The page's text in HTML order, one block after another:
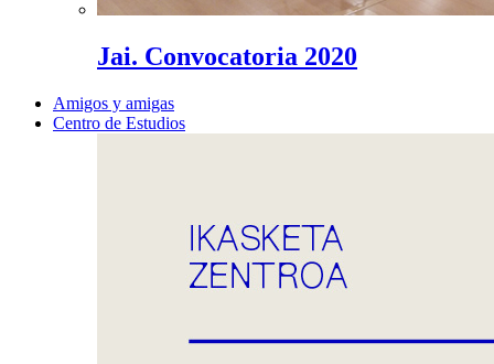
Jai. Convocatoria 2020
Amigos y amigas
Centro de Estudios